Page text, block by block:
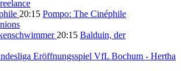
20:15 Pompo: The Cinéphile
20:15 Balduin, der